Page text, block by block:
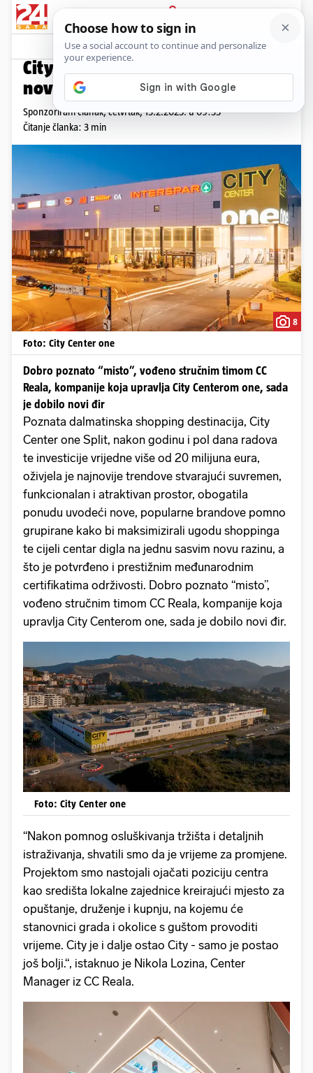
PRIJAVA
Promo sadržaj
City Center one Split: Isto misto,
novi đir!
Sponzorirani članak,četvrtak, 13.2.2025. u 09:35
Čitanje članka: 3 min
8
Foto: City Center one
Dobro poznato “misto”, vođeno stručnim timom CC
Reala, kompanije koja upravlja City Centerom one, sada
je dobilo novi đir
Poznata dalmatinska shopping destinacija, City
Center one Split, nakon godinu i pol dana radova
te investicije vrijedne više od 20 milijuna eura,
oživjela je najnovije trendove stvarajući suvremen,
funkcionalan i atraktivan prostor, obogatila
ponudu uvodeći nove, popularne brandove pomno
grupirane kako bi maksimizirali ugodu shoppinga
te cijeli centar digla na jednu sasvim novu razinu, a
što je potvrđeno i prestižnim međunarodnim
certifikatima održivosti. Dobro poznato “misto”,
vođeno stručnim timom CC Reala, kompanije koja
upravlja City Centerom one, sada je dobilo novi đir.
Foto: City Center one
“Nakon pomnog osluškivanja tržišta i detaljnih
istraživanja, shvatili smo da je vrijeme za promjene.
Projektom smo nastojali ojačati poziciju centra
kao središta lokalne zajednice kreirajući mjesto za
opuštanje, druženje i kupnju, na kojemu će
stanovnici grada i okolice s guštom provoditi
vrijeme. City je i dalje ostao City - samo je postao
još bolji.“, istaknuo je Nikola Lozina, Center
Manager iz CC Reala.